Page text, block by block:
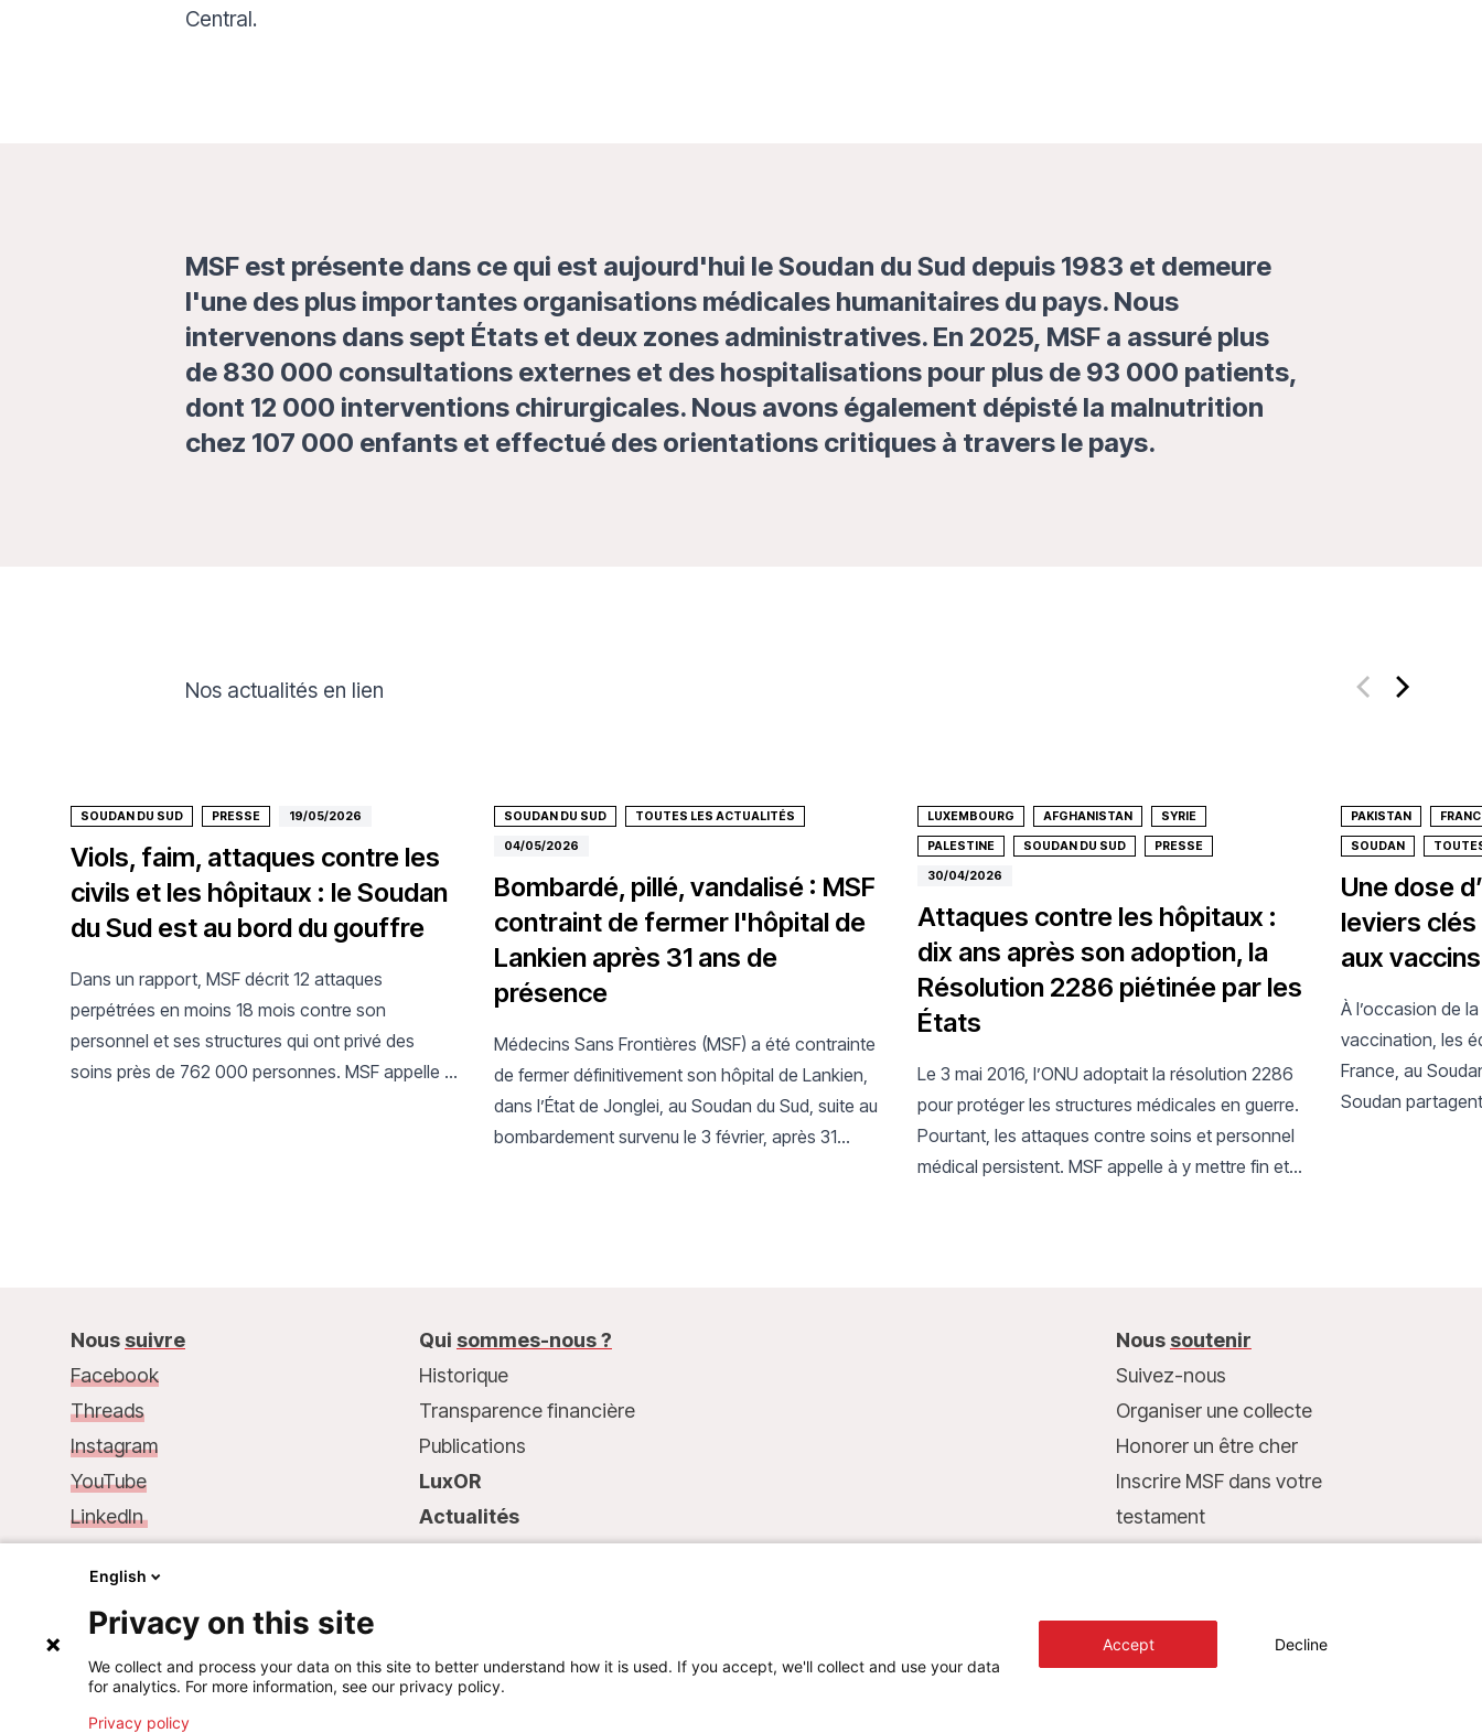
Central.
MSF est présente dans ce qui est aujourd'hui le Soudan du Sud depuis 1983 et demeure
l'une des plus importantes organisations médicales humanitaires du pays. Nous
intervenons dans sept États et deux zones administratives. En 2025, MSF a assuré plus
de 830 000 consultations externes et des hospitalisations pour plus de 93 000 patients,
dont 12 000 interventions chirurgicales. Nous avons également dépisté la malnutrition
chez 107 000 enfants et effectué des orientations critiques à travers le pays.
Nos actualités en lien
SOUDAN DU SUD PRESSE 19/05/2026
Viols, faim, attaques contre les
civils et les hôpitaux : le Soudan
du Sud est au bord du gouffre
Dans un rapport, MSF décrit 12 attaques
perpétrées en moins 18 mois contre son
personnel et ses structures qui ont privé des
soins près de 762 000 personnes. MSF appelle à
SOUDAN DU SUD TOUTES LES ACTUALITÉS
04/05/2026
Bombardé, pillé, vandalisé : MSF
contraint de fermer l'hôpital de
Lankien après 31 ans de
présence
Médecins Sans Frontières (MSF) a été contrainte
de fermer définitivement son hôpital de Lankien,
dans l’État de Jonglei, au Soudan du Sud, suite au
bombardement survenu le 3 février, après 31
LUXEMBOURG AFGHANISTAN SYRIE
PALESTINE SOUDAN DU SUD PRESSE
30/04/2026
Attaques contre les hôpitaux :
dix ans après son adoption, la
Résolution 2286 piétinée par les
États
Le 3 mai 2016, l’ONU adoptait la résolution 2286
pour protéger les structures médicales en guerre.
Pourtant, les attaques contre soins et personnel
médical persistent. MSF appelle à y mettre fin et à
PAKISTAN
SOUDAN
Une dose
leviers clés
aux
À l’occasion de
vaccination, les
France, au
Soudan
Nous suivre
Facebook
Threads
Instagram
YouTube
LinkedIn
68, rue de Gasperich
L-1617 Luxembourg
Tél.: +352 33 25 15
Mail: info@msf.lu
Qui sommes-nous ?
Historique
Transparence financière
Publications
LuxOR
Actualités
Nous soutenir
Suivez-nous
Organiser une collecte
Honorer un être cher
Inscrire MSF dans votre
testament
Coordonnées bancaires :
LU75 1111 0000 4848 0000
English
Privacy on this site
We collect and process your data on this site to better understand how it is used. If you accept, we'll collect and use your data
for analytics. For more information, see our privacy policy.
Privacy policy
Accept Decline